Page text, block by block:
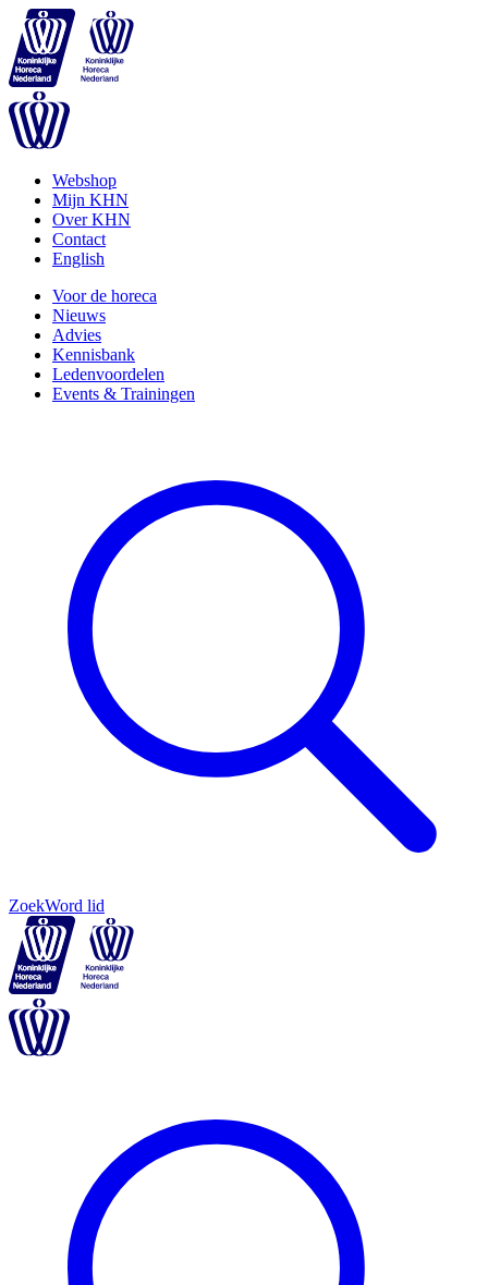
Webshop
Mijn KHN
Over KHN
Contact
English
Voor de horeca
Nieuws
Advies
Kennisbank
Ledenvoordelen
Events & Trainingen
ZoekWord lid